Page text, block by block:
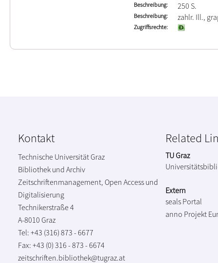
Beschreibung 250 S.
Beschreibung zahlr. Ill.,
Zugriffsrechte
Kontakt
Technische Universität Graz
Bibliothek und Archiv
Zeitschriftenmanagement, Open Access und
Digitalisierung
Technikerstraße 4
A-8010 Graz
Tel: +43 (316) 873 - 6677
Fax: +43 (0) 316 - 873 - 6674
zeitschriften.bibliothek@tugraz.at
Related
TU Graz
Extern
seals Portal
anno Projekt